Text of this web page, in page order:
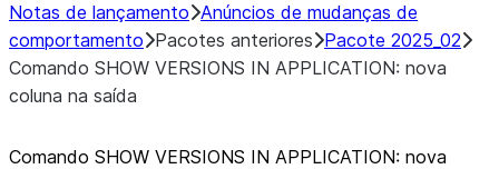
Notas de lançamento Anúncios de mudanças de
comportamento Pacotes anteriores Pacote 2025_02
Comando SHOW VERSIONS IN APPLICATION: nova
coluna na saída
Comando SHOW VERSIONS IN APPLICATION: nova